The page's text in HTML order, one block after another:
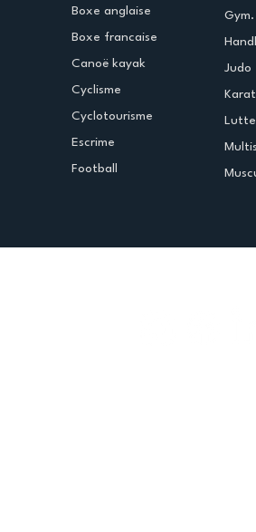
Boxe anglaise
Boxe francaise
Canoë kayak
Cyclisme
Cyclotourisme
Escrime
Football
Judo
Lutte